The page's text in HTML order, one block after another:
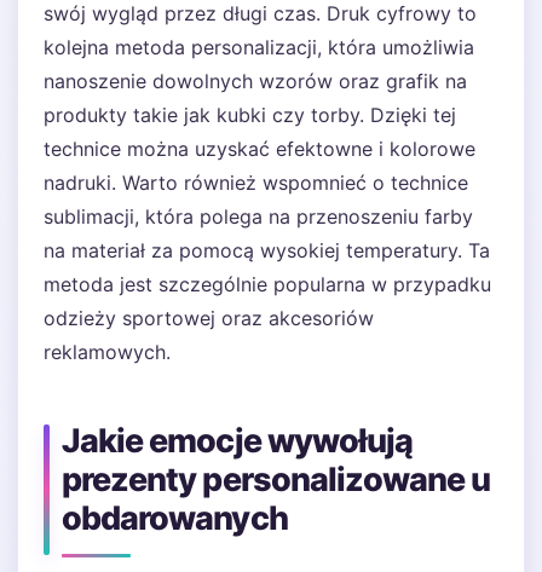
swój wygląd przez długi czas. Druk cyfrowy to
kolejna metoda personalizacji, która umożliwia
nanoszenie dowolnych wzorów oraz grafik na
produkty takie jak kubki czy torby. Dzięki tej
technice można uzyskać efektowne i kolorowe
nadruki. Warto również wspomnieć o technice
sublimacji, która polega na przenoszeniu farby
na materiał za pomocą wysokiej temperatury. Ta
metoda jest szczególnie popularna w przypadku
odzieży sportowej oraz akcesoriów
reklamowych.
Jakie emocje wywołują
prezenty personalizowane u
obdarowanych